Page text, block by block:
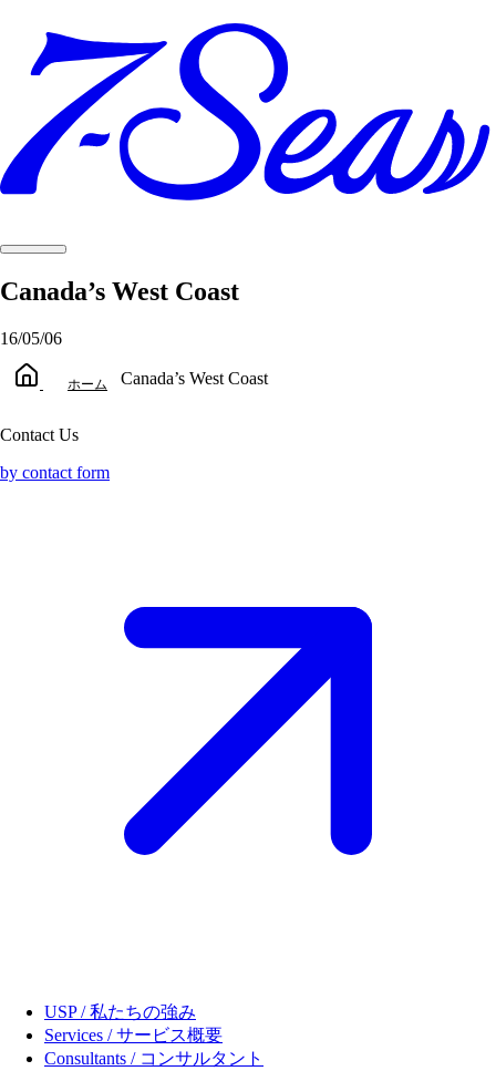
Canada’s West Coast
16/05/06
ホーム Canada’s West Coast
Contact Us
by contact form
USP / 私たちの強み
Services / サービス概要
Consultants / コンサルタント